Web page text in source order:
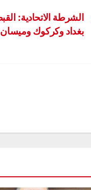
بغداد وكركوك وميسان